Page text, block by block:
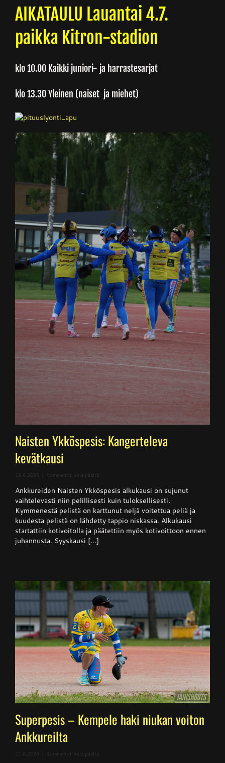
Junnupesis
Fanituotteet
Palvelut
Yhteystiedot
AIKATAULU Lauantai 4.7.
paikka Kitron-stadion
klo 10.00 Kaikki juniori- ja harrastesarjat
klo 13.30 Yleinen (naiset ja miehet)
Naisten Ykköspesis: Kangerteleva
kevätkausi
19.6.2026 Kommentit pois päältä
Ykköspesis:
Kangerteleva
kevätkausi
Ankkureiden Naisten Ykköspesis alkukausi on sujunut
vaihtelevasti niin pelillisesti kuin tuloksellisesti.
Kymmenestä pelistä on karttunut neljä voitettua peliä ja
kuudesta pelistä on lähdetty tappio niskassa. Alkukausi
startattiin kotivoitolla ja päätettiin myös kotivoittoon ennen
juhannusta. Syyskausi [...]
Superpesis – Kempele haki niukan voiton
Ankkureilta
11.6.2026 Kommentit pois päältä